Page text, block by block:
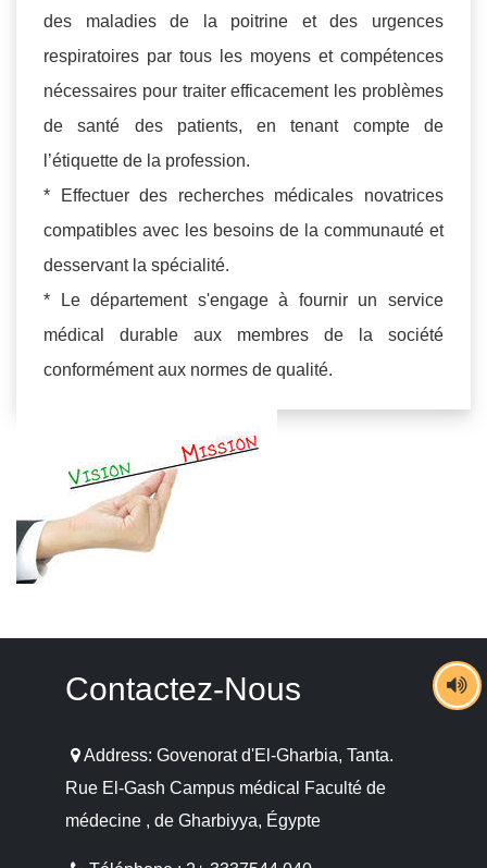
des maladies de la poitrine et des urgences
respiratoires par tous les moyens et compétences
nécessaires pour traiter efficacement les problèmes
de santé des patients, en tenant compte de
l’étiquette de la profession.
* Effectuer des recherches médicales novatrices
compatibles avec les besoins de la communauté et
desservant la spécialité.
* Le département s'engage à fournir un service
médical durable aux membres de la société
conformément aux normes de qualité.
Contactez-Nous
Address: Govenorat d'El-Gharbia, Tanta.
Rue El-Gash Campus médical Faculté de
médecine , de Gharbiyya, Égypte